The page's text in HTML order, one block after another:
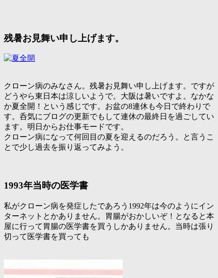
残暑お見舞い申し上げます。
クローン病のみなさん。残暑お見舞い申し上げます。ですが
どうやら東日本は涼しいようで。大阪は暑いですよ。なかな
か夏全開！という感じです。お盆の8連休も今日で終わりで
す。呑気にブログの更新でもして連休の最終日を過ごしてい
ます。明日からお仕事モードです。
クローン病になって何回目の夏を迎えるのだろう。と言うこ
とで少し過去を振り返ってみよう。
1993年当時の医学書
私がクローン病を発症したであろう1992年は今のようにイン
ターネットとかありません。胃腸がおかしいぞ！となると本
屋に行って胃腸の医学書を買うしかありません。当時は張り
切って医学書を買っても